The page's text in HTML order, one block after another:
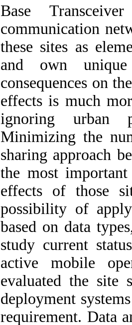
Base
communication
these sites as
and own unique
consequences on
effects is much
ignoring urban
Minimizing the
sharing approach
the most
effects of those
possibility of
based on data
study current
active mobile
evaluated the site
deployment
requirement. Data